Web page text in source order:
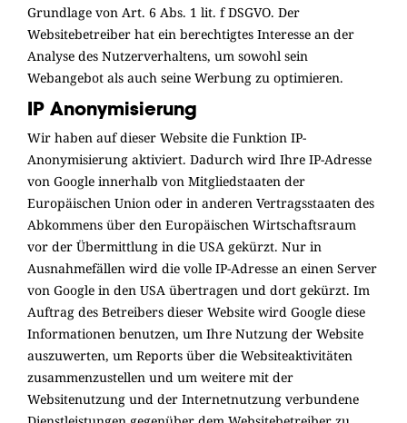
Grundlage von Art. 6 Abs. 1 lit. f DSGVO. Der
Websitebetreiber hat ein berechtigtes Interesse an der
Analyse des Nutzerverhaltens, um sowohl sein
Webangebot als auch seine Werbung zu optimieren.
IP Anonymisierung
Wir haben auf dieser Website die Funktion IP-
Anonymisierung aktiviert. Dadurch wird Ihre IP-Adresse
von Google innerhalb von Mitgliedstaaten der
Europäischen Union oder in anderen Vertragsstaaten des
Abkommens über den Europäischen Wirtschaftsraum
vor der Übermittlung in die USA gekürzt. Nur in
Ausnahmefällen wird die volle IP-Adresse an einen Server
von Google in den USA übertragen und dort gekürzt. Im
Auftrag des Betreibers dieser Website wird Google diese
Informationen benutzen, um Ihre Nutzung der Website
auszuwerten, um Reports über die Websiteaktivitäten
zusammenzustellen und um weitere mit der
Websitenutzung und der Internetnutzung verbundene